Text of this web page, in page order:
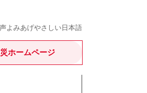
よみあげやさしい日本語
ホームページ